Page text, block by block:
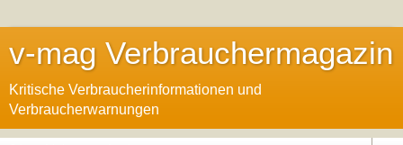
v-mag Verbrauchermagazin
Kritische Verbraucherinformationen und
Verbraucherwarnungen